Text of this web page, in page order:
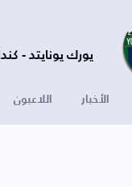
يورك يونايتد - كندا
الأخبار اللاعبون